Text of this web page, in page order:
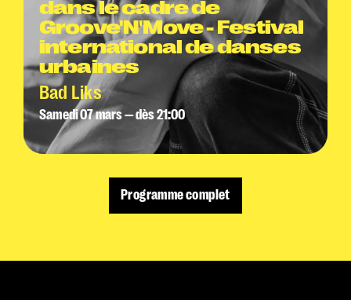
dans le cadre de
Groove'N'Move - Festival
international de danses
urbaines
Bad Liks
Samedi 07 mars — dès 21:00
Programme complet